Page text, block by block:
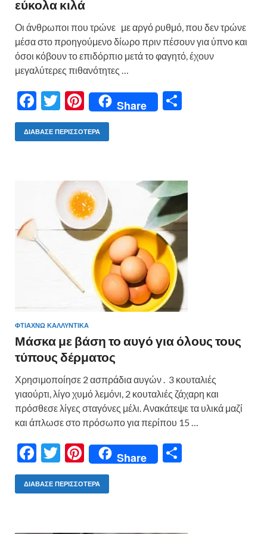
εύκολα κιλά
Οι άνθρωποι που τρώνε με αργό ρυθμό, που δεν τρώνε
μέσα στο προηγούμενο δίωρο πριν πέσουν για ύπνο και
όσοι κόβουν το επιδόρπιο μετά το φαγητό, έχουν
μεγαλύτερες πιθανότητες …
F
ac
e
T
w
itt
Pi
nt
er
t
Share
σ
τε
ίτ
ε
ΔΙΆΒΑΣΕ ΠΕΡΙΣΣΌΤΕΡΑ
ΦΤΙΆΧΝΩ ΚΑΛΛΥΝΤΙΚΆ
Μάσκα με βάση το αυγό για όλους τους
τύπους δέρματος
Χρησιμοποίησε 2 ασπράδια αυγών . 3 κουταλιές
γιαούρτι, λίγο χυμό λεμόνι, 2 κουταλιές ζάχαρη και
πρόσθεσε λίγες σταγόνες μέλι. Ανακάτεψε τα υλικά μαζί
και άπλωσε στο πρόσωπο για περίπου 15 …
F
ac
e
o
T
w
itt
Pi
nt
er
t
Share
σ
ΔΙΆΒΑΣΕ ΠΕΡΙΣΣΌΤΕΡΑ